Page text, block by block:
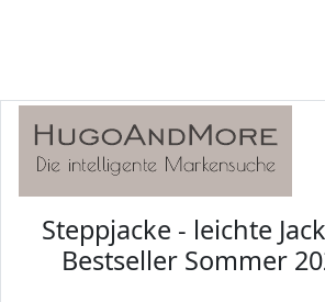
Steppjacke - leichte
Bestseller Sommer